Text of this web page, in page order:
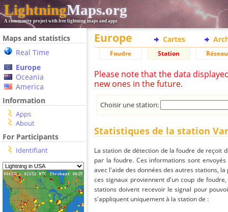
LightningMaps.org
A community project with free lightning maps and apps
Maps and statistics
Real Time
Europe
Oceania
America
Information
Apps
About
For Participants
Identifiant
Europe Cartes
Foudre Station Réseau
Please note that the data
new ones in the future.
Choisir une station:
Statistiques de la station
La station de détection de la foudre de reçoit
par la foudre. Ces informations sont
avec l'aide des données des autres stations,
ces signaux proviennent d'un coup de
stations doivent recevoir le signal pour
s'appliquent uniquement à la station de :